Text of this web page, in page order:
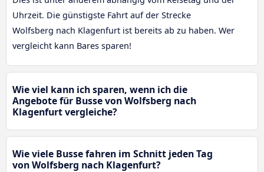
Uhrzeit. Die günstigste Fahrt auf der Strecke
Wolfsberg nach Klagenfurt ist bereits ab zu haben. Wer
vergleicht kann Bares sparen!
Wie viel kann ich sparen, wenn ich die
Angebote für Busse von Wolfsberg nach
Klagenfurt vergleiche?
Wie viele Busse fahren im Schnitt jeden Tag
von Wolfsberg nach Klagenfurt?